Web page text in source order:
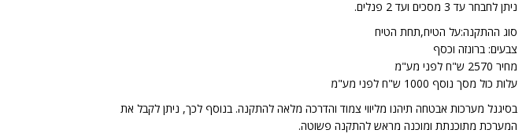
ניתן לחבחר עד 3 מסכים ועד 2 פנלים.
סוג ההתקנה:על הטיח,תחת הטיח
צבעים: ברונזה וכסף
מחיר 2570 ש"ח לפני מע"מ
עלות כול מסך נוסף 1000 ש"ח לפני מע"מ
בסיגנל מערכות אבטחה תיהנו מליווי צמוד והדרכה מלאה להתקנה. בנוסף לכך, ניתן לקבל את
המערכת מתוכנתת ומוכנה מראש להתקנה פשוטה.